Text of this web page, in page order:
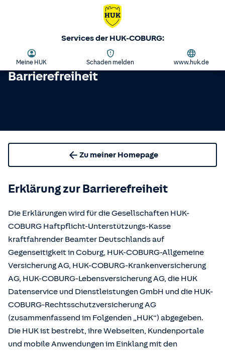
Services der HUK-COBURG:
Meine HUK Schaden melden www.huk.de
Barrierefreiheit
Zu meiner Homepage
Erklärung zur Barrierefreiheit
Die Erklärungen wird für die Gesellschaften HUK-
COBURG Haftpflicht-Unterstützungs-Kasse
kraftfahrender Beamter Deutschlands auf
Gegenseitigkeit in Coburg, HUK-COBURG-Allgemeine
Versicherung AG, HUK-COBURG-Krankenversicherung
AG, HUK-COBURG-Lebensversicherung AG, die HUK
Datenservice und Dienstleistungen GmbH und die HUK-
COBURG-Rechtsschutzversicherung AG
(zusammenfassend im Folgenden „HUK“) abgegeben.
Die HUK ist bestrebt, ihre Webseiten, Kundenportale
und mobile Anwendungen im Einklang mit den